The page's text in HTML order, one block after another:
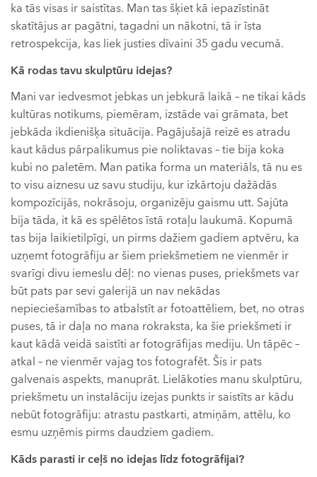
ka tās visas ir saistītas. Man tas šķiet kā iepazīstināt
skatītājus ar pagātni, tagadni un nākotni, tā ir īsta
retrospekcija, kas liek justies dīvaini 35 gadu vecumā.
Kā rodas tavu skulptūru idejas?
Mani var iedvesmot jebkas un jebkurā laikā – ne tikai kāds
kultūras notikums, piemēram, izstāde vai grāmata, bet
jebkāda ikdienišķa situācija. Pagājušajā reizē es atradu
kaut kādus pārpalikumus pie noliktavas – tie bija koka
kubi no paletēm. Man patika forma un materiāls, tā nu es
to visu aiznesu uz savu studiju, kur izkārtoju dažādās
kompozīcijās, nokrāsoju, organizēju gaismu utt. Sajūta
bija tāda, it kā es spēlētos īstā rotaļu laukumā. Kopumā
tas bija laikietilpīgi, un pirms dažiem gadiem aptvēru, ka
uzņemt fotogrāfiju ar šiem priekšmetiem ne vienmēr ir
svarīgi divu iemeslu dēļ: no vienas puses, priekšmets var
būt pats par sevi galerijā un nav nekādas
nepieciešamības to atbalstīt ar fotoattēliem, bet, no otras
puses, tā ir daļa no mana rokraksta, ka šie priekšmeti ir
kaut kādā veidā saistīti ar fotogrāfijas mediju. Un tāpēc –
atkal – ne vienmēr vajag tos fotografēt. Šis ir pats
galvenais aspekts, manuprāt. Lielākoties manu skulptūru,
priekšmetu un instalāciju izejas punkts ir saistīts ar kādu
nebūt fotogrāfiju: atrastu pastkarti, atmiņām, attēlu, ko
esmu uzņēmis pirms daudziem gadiem.
Kāds parasti ir ceļš no idejas līdz fotogrāfijai?